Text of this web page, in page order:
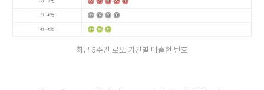
최근 5주간 로또 기간별 미출현 번호